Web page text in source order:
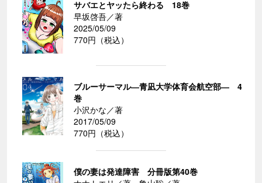
サバエとヤッたら終わる 18巻
早坂啓吾／著
2025/05/09
770円（税込）
ブルーサーマル―青凪大学体育会航空部― 4
巻
小沢かな／著
2017/05/09
770円（税込）
僕の妻は発達障害 分冊版第40巻